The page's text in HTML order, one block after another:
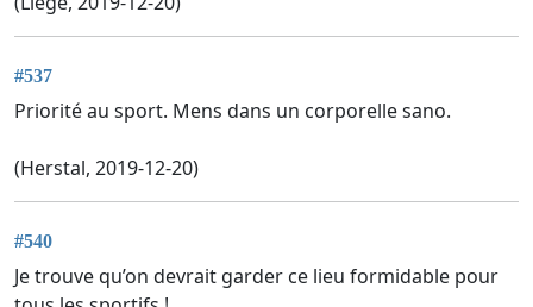
#537
Priorité au sport. Mens dans un corporelle sano.
(Herstal, 2019-12-20)
#540
Je trouve qu’on devrait garder ce lieu formidable pour